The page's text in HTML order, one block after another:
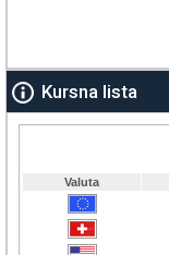
Kursna lista